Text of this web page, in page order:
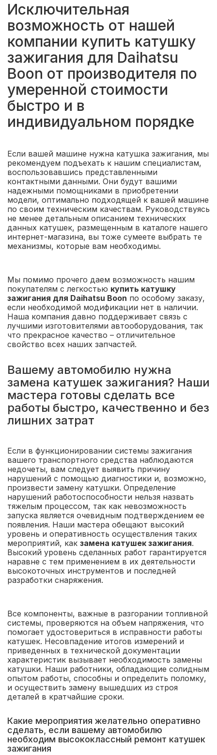
Исключительная
возможность от нашей
компании купить катушку
зажигания для Daihatsu
Boon от производителя по
умеренной стоимости
быстро и в
индивидуальном порядке
Если вашей машине нужна катушка зажигания, мы
рекомендуем подъехать к нашим специалистам,
воспользовавшись представленными
контактными данными. Они будут вашими
надежными помощниками в приобретении
модели, оптимально подходящей к вашей машине
по своим техническим качествам. Руководствуясь
не менее детальным описанием технических
данных катушек, размещенным в каталоге нашего
интернет-магазина, вы тоже сумеете выбрать те
механизмы, которые вам необходимы.
Мы помимо прочего даем возможность нашим
покупателям с легкостью купить катушку
зажигания для Daihatsu Boon по особому заказу,
если необходимой модификации нет в наличии.
Наша компания давно поддерживает связь с
лучшими изготовителями автооборудования, так
что прекрасное качество – отличительное
свойство всех наших запчастей.
Вашему автомобилю нужна
замена катушек зажигания? Наши
мастера готовы сделать все
работы быстро, качественно и без
лишних затрат
Если в функционировании системы зажигания
вашего транспортного средства наблюдаются
недочеты, вам следует выявить причину
нарушений с помощью диагностики и, возможно,
произвести замену катушки. Определение
нарушений работоспособности нельзя назвать
тяжелым процессом, так как невозможность
запуска является очевидным подтверждением ее
появления. Наши мастера обещают высокий
уровень и оперативность осуществления таких
мероприятий, как замена катушек зажигания.
Высокий уровень сделанных работ гарантируется
наравне с тем применением в их деятельности
высокоточных инструментов и последней
разработки снаряжения.
Все компоненты, важные в разгорании топливной
системы, проверяются на объем напряжения, что
помогает удостовериться в исправности работы
катушек. Несовпадение итогов измерений и
приведенных в технической документации
характеристик вызывает необходимость замены
катушки. Наши работники, обладающие солидным
опытом работы, способны и определить поломку,
и осуществить замену вышедших из строя
деталей в кратчайшие сроки.
Какие мероприятия желательно оперативно
сделать, если вашему автомобилю
необходим высококлассный ремонт катушек
зажигания